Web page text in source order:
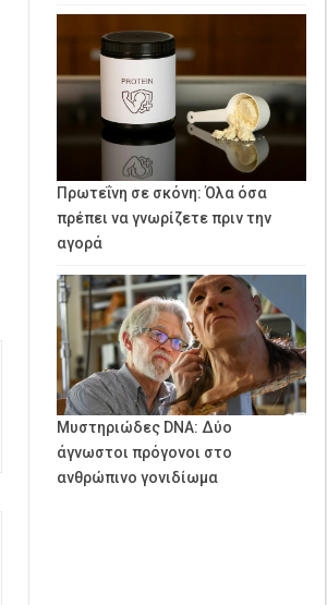
Πρωτεΐνη σε σκόνη: Όλα όσα
πρέπει να γνωρίζετε πριν την
αγορά
Μυστηριώδες DNA: Δύο
άγνωστοι πρόγονοι στο
ανθρώπινο γονιδίωμα